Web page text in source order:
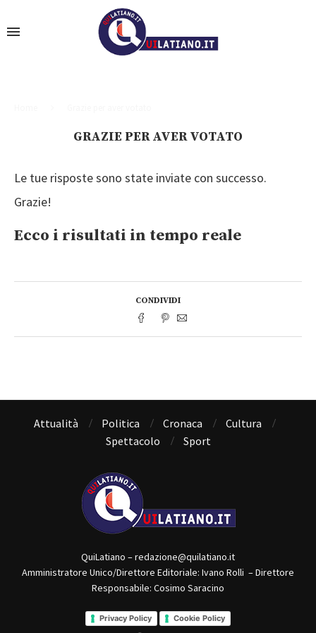
GRAZIE PER AVER VOTATO
Le tue risposte sono state inviate con successo.
Grazie!
Ecco i risultati in tempo reale
CONDIVIDI
Attualità Politica Cronaca
Cultura
Spettacolo
Sport
QuiLatiano – redazione@quilatiano.it
Amministratore Unico/Direttore Editoriale: Ivano Rolli – Direttore
Responsabile: Cosimo Saracino
Privacy Policy Cookie Policy